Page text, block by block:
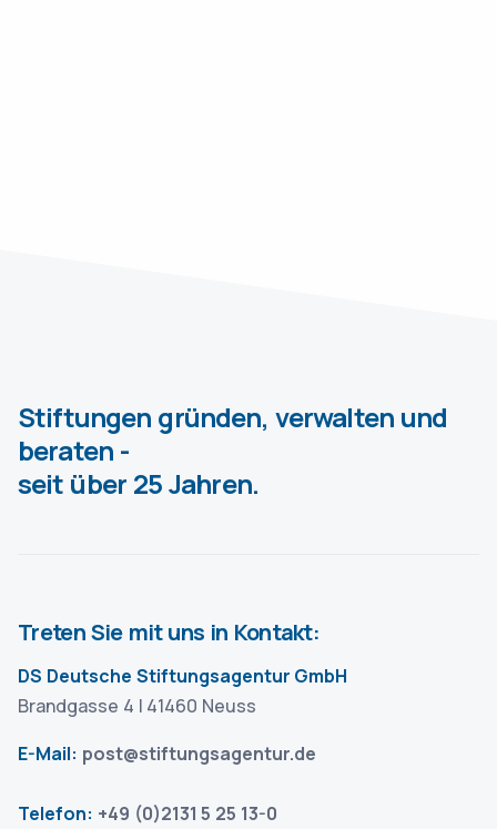
Stiftungen gründen, verwalten und
beraten -
seit über 25 Jahren.
Treten Sie mit uns in Kontakt:
DS Deutsche Stiftungsagentur GmbH
Brandgasse 4 | 41460 Neuss
E-Mail: post@stiftungsagentur.de
Telefon: +49 (0)2131 5 25 13-0